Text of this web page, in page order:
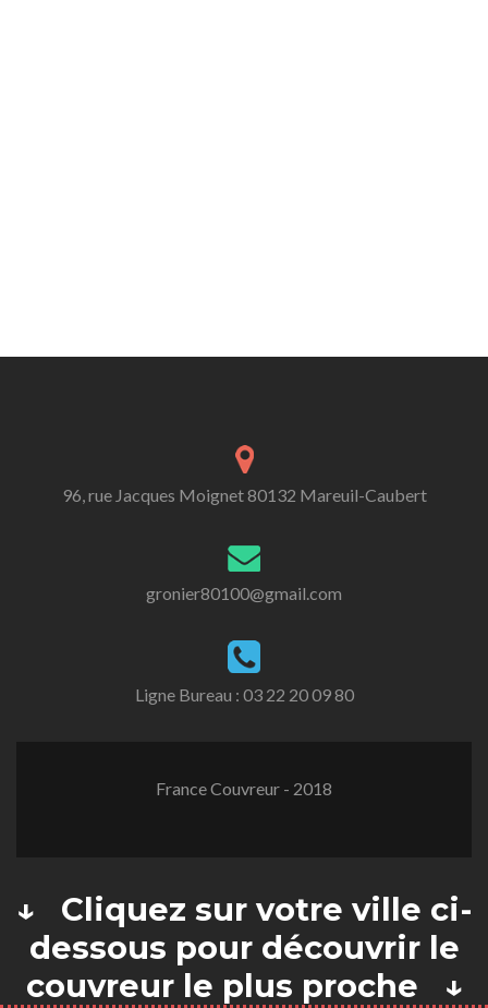
96, rue Jacques Moignet 80132 Mareuil-Caubert
gronier80100@gmail.com
Ligne Bureau : 03 22 20 09 80
France Couvreur - 2018
↓ Cliquez sur votre ville ci-
dessous pour découvrir le
couvreur le plus proche ↓